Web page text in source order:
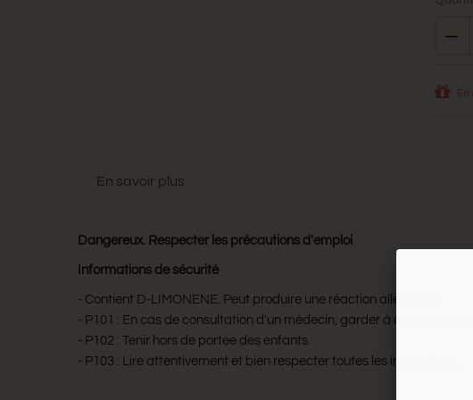
en savoir plus
Dangereux. Respecter les précautions d'emploi
Informations de sécurité
- Contient D-LIMONENE. Peut produire une réaction allergique.
- P101 : En cas de consultation d'un médecin, garder à disposition le
- P102 : Tenir hors de portée des enfants.
- P103 : Lire attentivement et bien respecter toutes les instructions..